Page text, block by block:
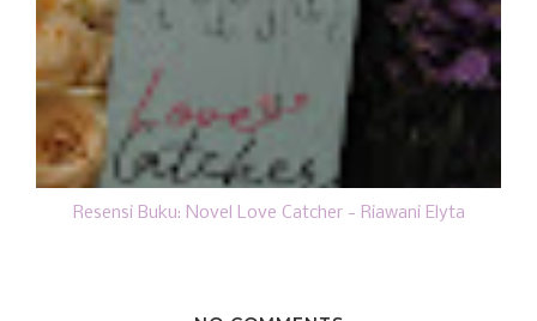
Resensi Buku: Novel Love Catcher - Riawani Elyta